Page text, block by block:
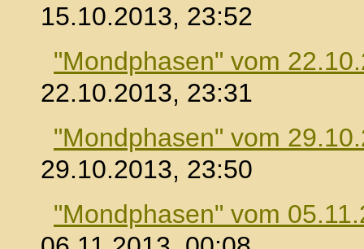
15.10.2013, 23:52
"Mondphasen" vom
22.10.2013, 23:31
"Mondphasen" vom
29.10.2013, 23:50
"Mondphasen" vom